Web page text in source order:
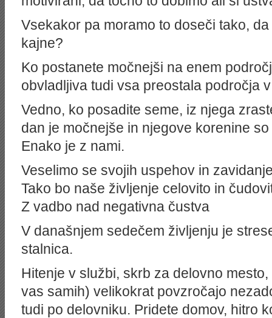
Vsekakor pa moramo to doseči tako,
kajne?
Ko postanete močnejši na enem
obvladljiva tudi vsa preostala področja
Vedno, ko posadite seme, iz njega
dan je močnejše in njegove korenine
Enako je z nami.
Veselimo se svojih uspehov in
Tako bo naše življenje celovito in
Z vadbo nad negativna čustva
V današnjem sedečem življenju je
stalnica.
Hitenje v službi, skrb za delovno
vas samih) velikokrat povzročajo
tudi po delovniku. Pridete domov, hitro